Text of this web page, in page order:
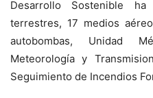
Desarrollo Sostenible
terrestres, 17 medios
autobombas, Unidad
Meteorología y
Seguimiento de Incendios